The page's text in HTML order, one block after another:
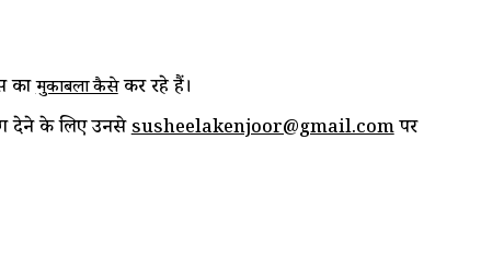
कामुकाबला कैसेकर रहे हैं।
देने के लिए उनसेsusheelakenjoor@gmail.comपर